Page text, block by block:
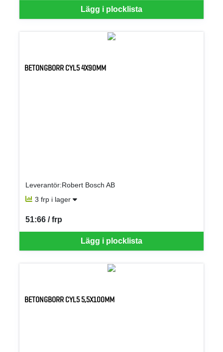
Lägg i plocklista
BETONGBORR CYL5 4X90MM
Leverantör:Robert Bosch AB
3 frp i lager
Lägg i plocklista
51:66 / frp
SEK per FRP
BETONGBORR CYL5 5,5X100MM